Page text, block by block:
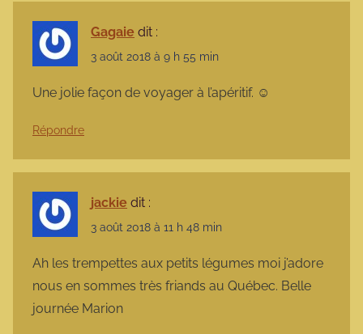
Gagaie dit :
3 août 2018 à 9 h 55 min
Une jolie façon de voyager à l’apéritif. ☺
Répondre
jackie dit :
3 août 2018 à 11 h 48 min
Ah les trempettes aux petits légumes moi j’adore
nous en sommes très friands au Québec. Belle
journée Marion